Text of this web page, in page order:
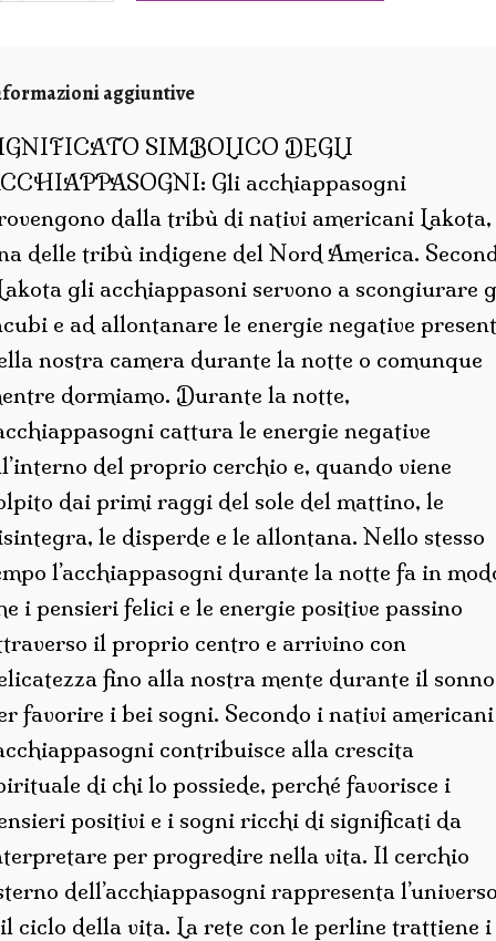
aggiuntive
SIMBOLICO DEGLI
Gli acchiappasogni
dalla tribù di nativi americani Lakota,
delle tribù indigene del Nord America.
gli acchiappasoni servono a scongiurare
e ad allontanare le energie negative
nostra camera durante la notte o comunque
dormiamo. Durante la notte,
cattura le energie negative
del proprio cerchio e, quando viene
dai primi raggi del sole del mattino, le
le disperde e le allontana. Nello stesso
l’acchiappasogni durante la notte fa in
i pensieri felici e le energie positive passino
il proprio centro e arrivino con
fino alla nostra mente durante il sonno
favorire i bei sogni. Secondo i nativi americani
contribuisce alla crescita
di chi lo possiede, perché favorisce i
positivi e i sogni ricchi di significati da
per progredire nella vita. Il cerchio
dell’acchiappasogni rappresenta
ciclo della vita. La rete con le perline trattiene i